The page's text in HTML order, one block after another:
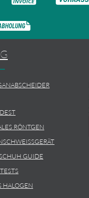
RÖNTGEN
GUIDE
HALOGEN